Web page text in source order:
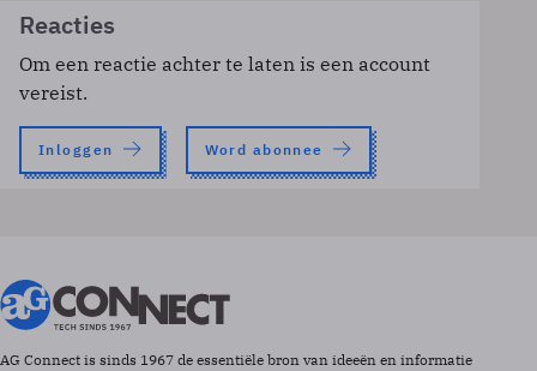
Reacties
Om een reactie achter te laten is een account
vereist.
Inloggen Word abonnee
AG Connect is sinds 1967 de essentiële bron van ideeën en informatie